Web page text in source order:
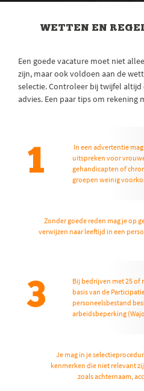
WETTEN EN
Een goede vacature moet niet
zijn, maar ook voldoen aan de
selectie. Controleer bij twijfel altijd
advies. Een paar tips om rekening
1
In een advertentie
uitspreken voor
gehandicapten of
groepen weinig
Zonder goede reden mag je op
verwijzen naar leeftijd in een
3
Bij bedrijven met 25 of
basis van de
personeelsbestand
arbeidsbeperking
Je mag in je
kenmerken die niet relevant
zoals achternaam,